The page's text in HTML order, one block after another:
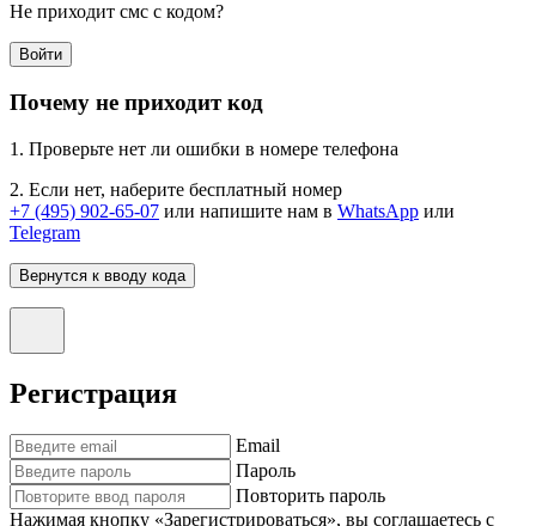
Не приходит смс с кодом?
Войти
Почему не приходит код
1. Проверьте нет ли ошибки в номере телефона
2. Если нет, наберите бесплатный номер
+7 (495) 902-65-07 или напишите нам в WhatsApp или
Telegram
Вернутся к вводу кода
Регистрация
Email
Пароль
Повторить пароль
Нажимая кнопку «Зарегистрироваться», вы соглашаетесь с